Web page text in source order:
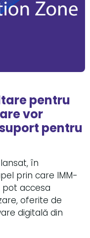
pentru
vor
pentru
în
prin care IMM-
pot accesa
oferite de
digitală din